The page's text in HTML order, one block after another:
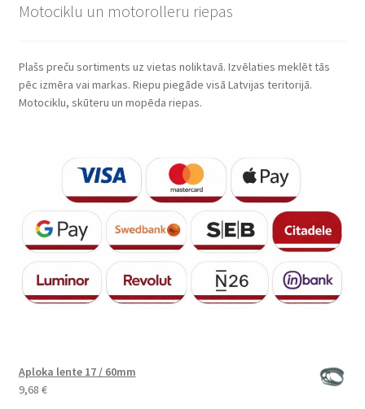
Motociklu un motorolleru riepas
Plašs preču sortiments uz vietas noliktavā. Izvēlaties meklēt tās
pēc izmēra vai markas. Riepu piegāde visā Latvijas teritorijā.
Motociklu, skūteru un mopēda riepas.
Aploka lente 17 / 60mm
9,68 €